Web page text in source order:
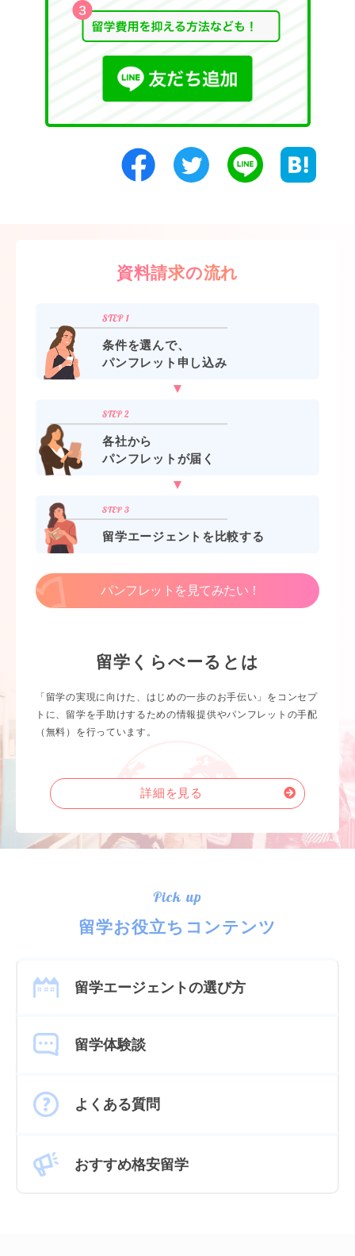
資料請求の流れ
条件を選んで、
パンフレット申し込み
各社から
パンフレットが届く
留学エージェントを比較する
パンフレットを見てみたい！
留学くらべーるとは
「留学の実現に向けた、はじめの一歩のお手伝い」をコンセプ
トに、留学を手助けするための情報提供やパンフレットの手配
（無料）を行っています。
詳細を見る
Pick up
留学お役立ちコンテンツ
留学エージェントの選び方
留学体験談
よくある質問
おすすめ格安留学